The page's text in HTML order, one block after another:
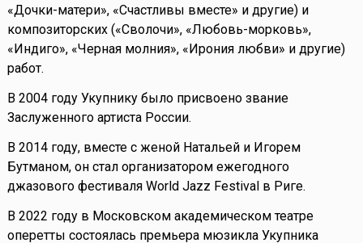
«Дочки-матери», «Счастливы вместе» и другие) и
композиторских («Сволочи», «Любовь-морковь»,
«Индиго», «Черная молния», «Ирония любви» и другие)
работ.
В 2004 году Укупнику было присвоено звание
Заслуженного артиста России.
В 2014 году, вместе с женой Натальей и Игорем
Бутманом, он стал организатором ежегодного
джазового фестиваля World Jazz Festival в Риге.
В 2022 году в Московском академическом театре
оперетты состоялась премьера мюзикла Укупника